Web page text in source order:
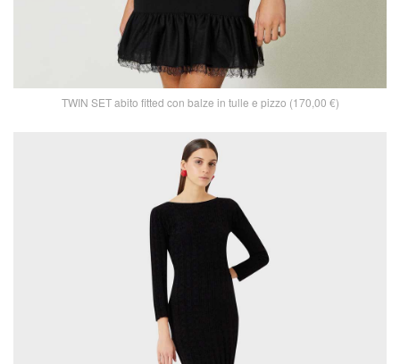
TWIN SET abito fitted con balze in tulle e pizzo (170,00 €)